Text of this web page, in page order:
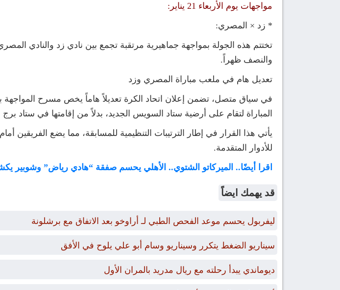
مواجهات يوم الأربعاء 21 يناير:
* زد × المصري:
تختتم هذه الجولة بمواجهة جماهيرية مرتقبة تجمع بين نادي زد والنادي
والنصف ظهراً.
تعديل هام في ملعب مباراة المصري وزد
في سياق متصل، تضمن إعلان اتحاد الكرة تعديلاً هاماً يخص مسرح
المباراة لتقام على أرضية ستاد السويس الجديد، بدلاً من إقامتها في ستاد
يأتي هذا القرار في إطار الترتيبات التنظيمية للمسابقة، مما يضع
للأدوار المتقدمة.
اقرا أيضًا.. الميركاتو الشتوي.. الأهلي يحسم صفقة “هادي رياض” وشوبير
قد يهمك ايضاً
ليفربول يحسم موعد الفحص الطبي لـ أراوخو بعد الاتفاق مع برشلونة
سيناريو الضغط يتكرر وسيناريو وسام أبو علي يلوح في الأفق
ديوماندي يبدأ رحلته مع ريال مدريد بالمران الأول